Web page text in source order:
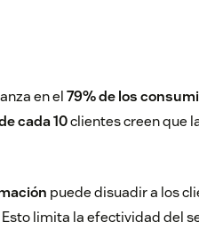
en el79% de los
cada 10clientes creen que
puede disuadir a los
limita la efectividad del